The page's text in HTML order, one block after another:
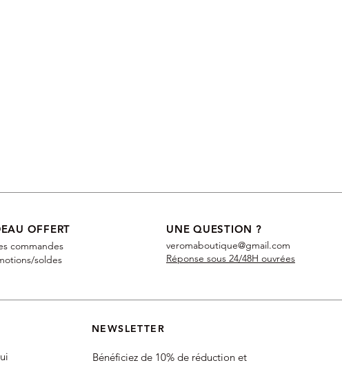
UNE QUESTION ?
veromaboutique@gmail.com
Réponse sous 24/48H ouvrées
OFFERT
commandes
soldes
NEWSLETTER
Bénéficiez de 10% de réduction et